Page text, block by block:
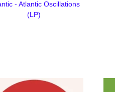
- Atlantic Oscillations
(LP)